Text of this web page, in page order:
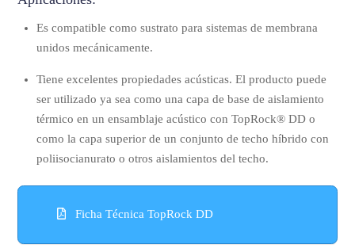
Es compatible como sustrato para sistemas de membrana
unidos mecánicamente.
Tiene excelentes propiedades acústicas. El producto puede
ser utilizado ya sea como una capa de base de aislamiento
térmico en un ensamblaje acústico con TopRock® DD o
como la capa superior de un conjunto de techo híbrido con
poliisocianurato o otros aislamientos del techo.
Ficha Técnica TopRock DD